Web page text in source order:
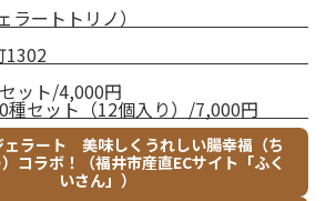
ートトリノ）
1302
ット/4,000円
種セット（12個入り）/7,000円
ェラート 美味しくうれしい腸幸福（ち
コラボ！（福井市産直ECサイト「ふく
いさん」）